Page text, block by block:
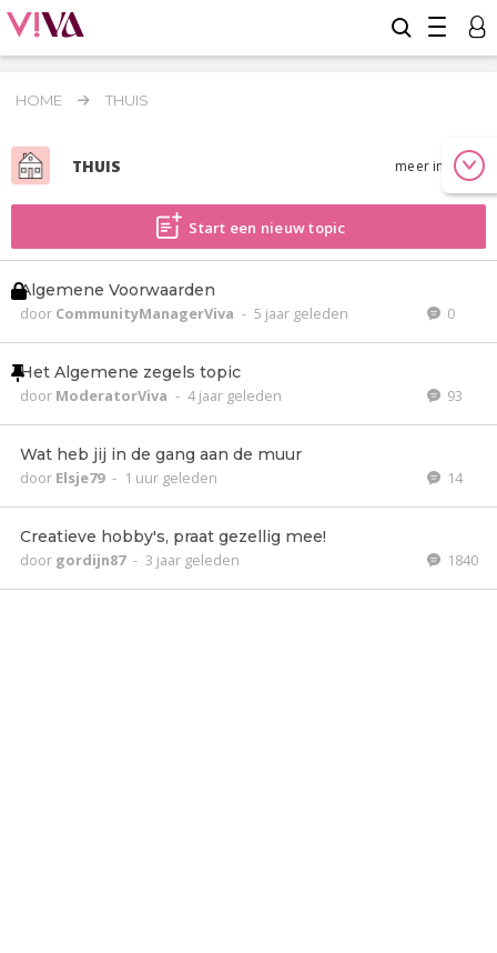
HOME THUIS
THUIS meer info
Start een nieuw topic
Algemene Voorwaarden
door CommunityManagerViva - 5 jaar geleden 0
Het Algemene zegels topic
door ModeratorViva - 4 jaar geleden 93
Wat heb jij in de gang aan de muur
door Elsje79 - 1 uur geleden 14
Creatieve hobby's, praat gezellig mee!
door gordijn87 - 3 jaar geleden 1840